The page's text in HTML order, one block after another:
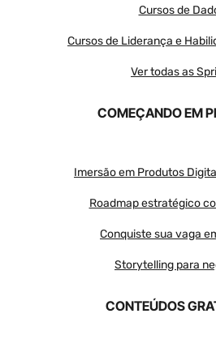
Cursos de
Cursos de Liderança e
Ver todas as
COMEÇANDO EM
Imersão em Produtos
Roadmap estratégico
Conquiste sua vaga
Storytelling para
CONTEÚDOS